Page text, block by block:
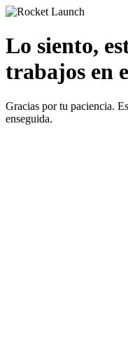
Lo siento,
trabajos en
Gracias por tu paciencia.
enseguida.